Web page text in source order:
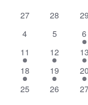
Évènements
0
27
0
28
0
29
0
4
0
5
1
6
2
évènements
11
1
évènement
12
1
13
1
évènement
18
1
évènement
19
1
20
0
25
0
26
0